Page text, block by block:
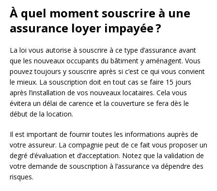
À quel moment souscrire à une
assurance loyer impayée ?
La loi vous autorise à souscrire à ce type d’assurance avant
que les nouveaux occupants du bâtiment y aménagent. Vous
pouvez toujours y souscrire après si c’est ce qui vous convient
le mieux. La souscription doit en tout cas se faire 15 jours
après l’installation de vos nouveaux locataires. Cela vous
évitera un délai de carence et la couverture se fera dès le
début de la location.
Il est important de fournir toutes les informations auprès de
votre assureur. La compagnie peut de ce fait vous proposer un
degré d’évaluation et d’acceptation. Notez que la validation de
votre demande de souscription à l’assurance va dépendre des
risques.